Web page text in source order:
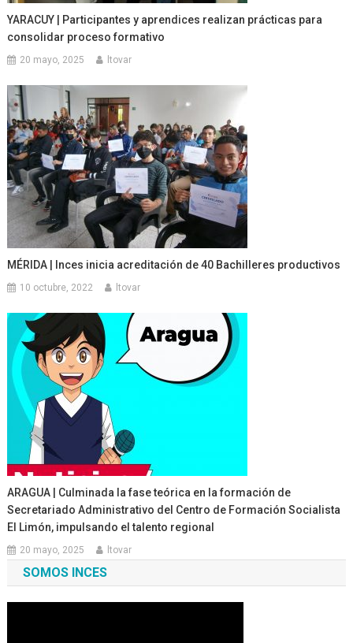
YARACUY | Participantes y aprendices realizan prácticas para
consolidar proceso formativo
20 mayo, 2025 ltovar
MÉRIDA | Inces inicia acreditación de 40 Bachilleres productivos
10 octubre, 2022 ltovar
ARAGUA | Culminada la fase teórica en la formación de
Secretariado Administrativo del Centro de Formación Socialista
El Limón, impulsando el talento regional
20 mayo, 2025 ltovar
SOMOS INCES